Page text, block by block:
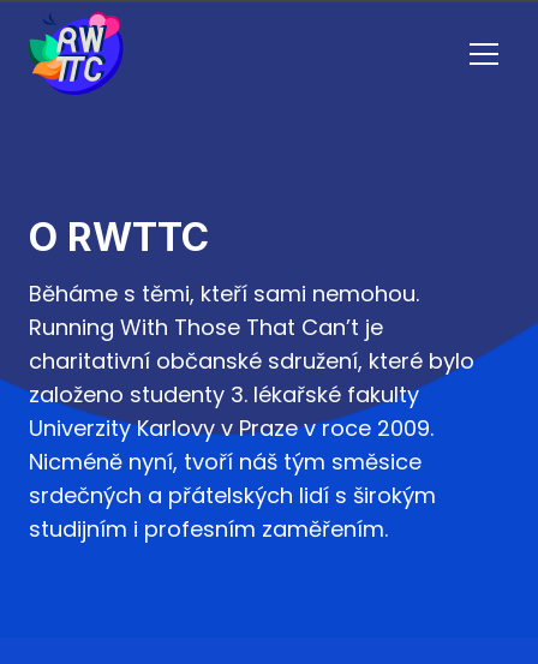
Menu
O RWTTC
Běháme s těmi, kteří sami nemohou.
Running With Those That Can’t je
charitativní občanské sdružení, které bylo
založeno studenty 3. lékařské fakulty
Univerzity Karlovy v Praze v roce 2009.
Nicméně nyní, tvoří náš tým směsice
srdečných a přátelských lidí s širokým
studijním i profesním zaměřením.